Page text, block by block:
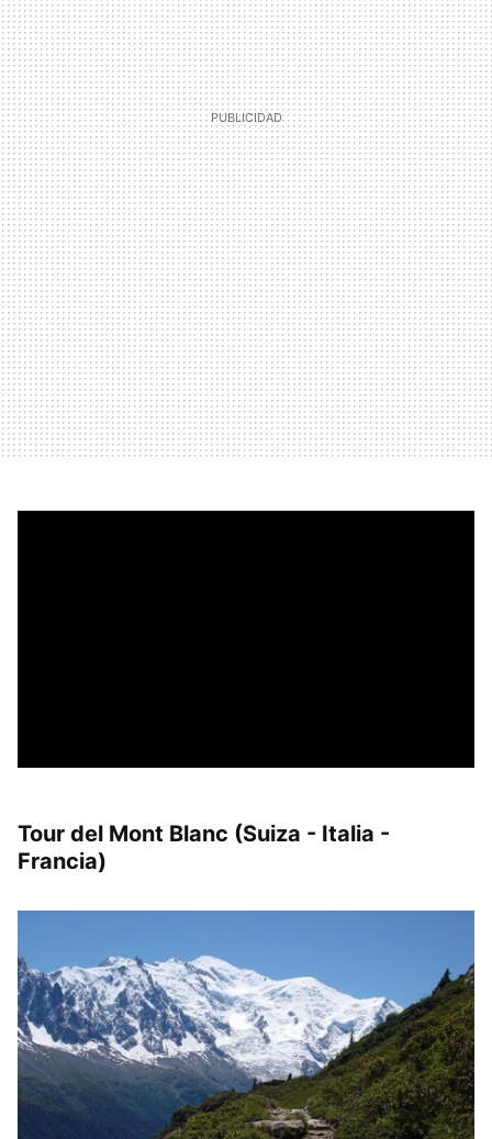
Tour del Mont Blanc (Suiza - Italia -
Francia)